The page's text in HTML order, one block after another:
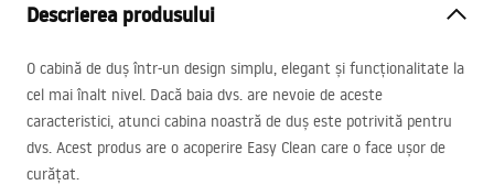
Descrierea produsului
O cabină de duș într-un design simplu, elegant și funcționalitate la
cel mai înalt nivel. Dacă baia dvs. are nevoie de aceste
caracteristici, atunci cabina noastră de duș este potrivită pentru
dvs. Acest produs are o acoperire Easy Clean care o face ușor de
curățat.